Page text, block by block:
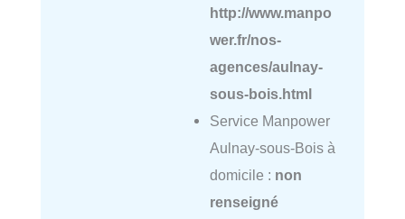
http://www.manpo
wer.fr/nos-
agences/aulnay-
sous-bois.html
Service Manpower
Aulnay-sous-Bois à
domicile : non
renseigné